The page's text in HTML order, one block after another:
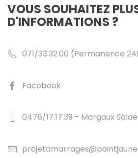
VOUS SOUHAITEZ
D'INFORMATIONS ?
071/33.32.00 (Permanence
Facebook
0476/17.17.39 - Margaux